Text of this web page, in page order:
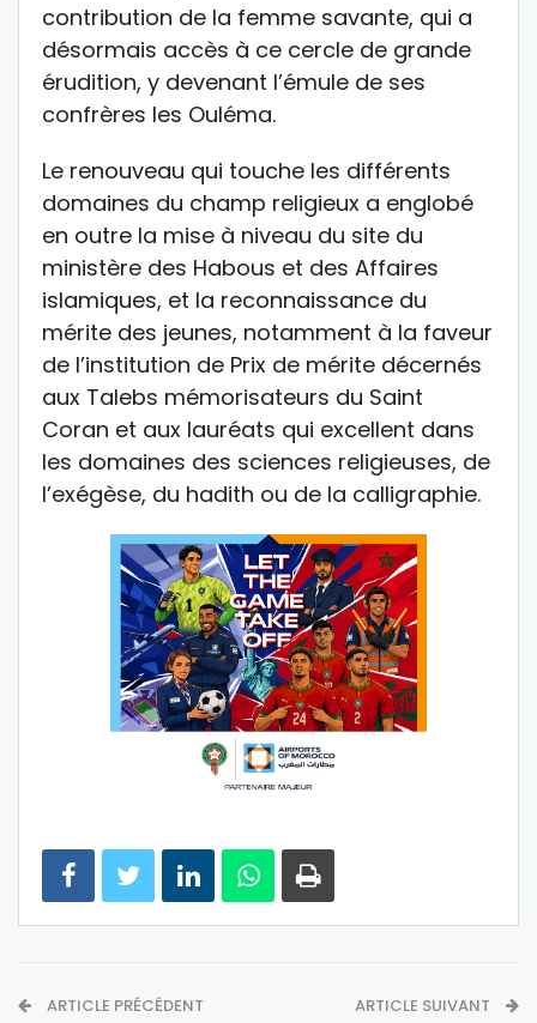
contribution de la femme savante, qui a
désormais accès à ce cercle de grande
érudition, y devenant l’émule de ses
confrères les Ouléma.
Le renouveau qui touche les différents
domaines du champ religieux a englobé
en outre la mise à niveau du site du
ministère des Habous et des Affaires
islamiques, et la reconnaissance du
mérite des jeunes, notamment à la faveur
de l’institution de Prix de mérite décernés
aux Talebs mémorisateurs du Saint
Coran et aux lauréats qui excellent dans
les domaines des sciences religieuses, de
l’exégèse, du hadith ou de la calligraphie.
ARTICLE PRÉCÉDENT ARTICLE SUIVANT